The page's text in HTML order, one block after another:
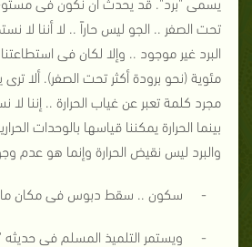
تحت الصفر .. الجو ليس حاراً .. لا أننا لا
مئوية (نحو برودة أكثر تحت الصفر). ألا ترى
مجرد كلمة تعبر عن غياب الحرارة .. إننا لا
بينما الحرارة يمكننا قياسها بالوحدات
والبرد ليس نقيض الحرارة وإنما هو عدم
- سكون .. سقط دبوس فى مكان ما
- ويستمر التلميذ المسلم فى حديثه